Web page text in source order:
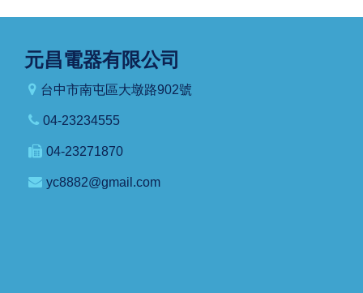
元昌電器有限公司
台中市南屯區大墩路902號
04-23234555
04-23271870
yc8882@gmail.com